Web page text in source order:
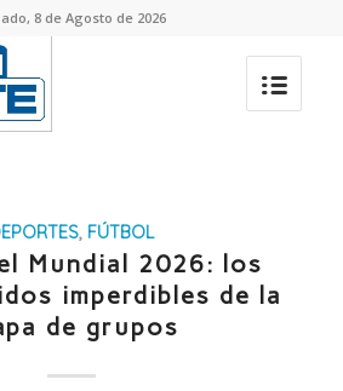
8 de Agosto de 2026
, FÚTBOL
Mundial 2026: los
imperdibles de la
de grupos